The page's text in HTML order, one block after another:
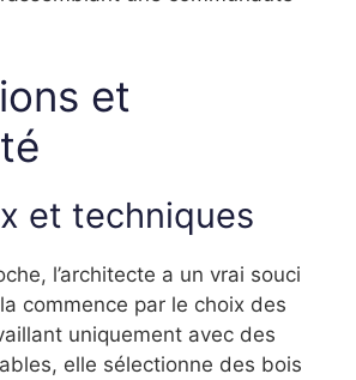
et
et techniques
l’architecte a un vrai souci
commence par le choix des
uniquement avec des
elle sélectionne des bois